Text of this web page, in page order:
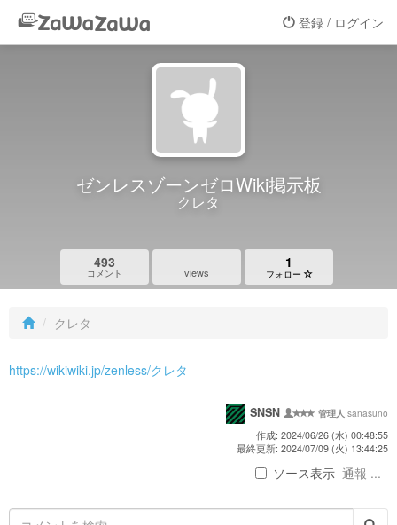
登録 / ログイン
ゼンレスゾーンゼロWiki掲示板
クレタ
493
コメント views
1
フォロー
クレタ
https://wikiwiki.jp/zenless/クレタ
SNSN 管理人 sanasuno
作成: 2024/06/26 (水) 00:48:55
最終更新: 2024/07/09 (火) 13:44:25
ソース表示 通報 ...